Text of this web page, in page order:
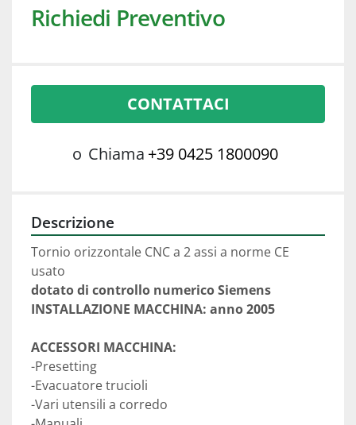
Richiedi Preventivo
CONTATTACI
o Chiama +39 0425 1800090
Descrizione
Tornio orizzontale CNC a 2 assi a norme CE
usato
dotato di controllo numerico Siemens
INSTALLAZIONE MACCHINA: anno 2005
ACCESSORI MACCHINA:
-Presetting
-Evacuatore trucioli
-Vari utensili a corredo